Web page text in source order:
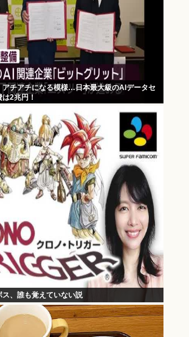
アチアチになる模様…日本最大級のAIデータセ
2兆円！
、誰も覚えていない説